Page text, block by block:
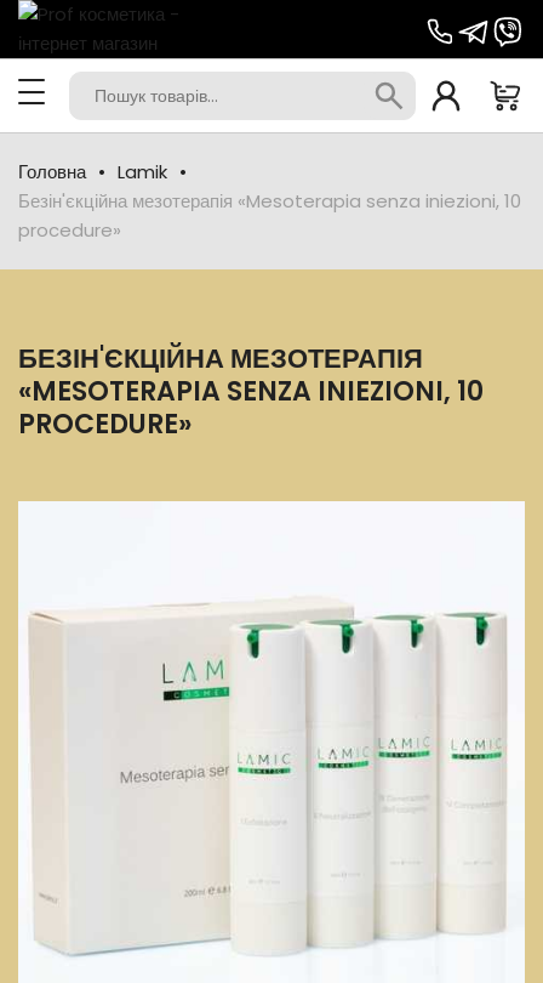
Головна
Lamik
Безін'єкційна мезотерапія «Mesoterapia senza iniezioni, 10
procedure»
БЕЗІН'ЄКЦІЙНА МЕЗОТЕРАПІЯ
«MESOTERAPIA SENZA INIEZIONI, 10
PROCEDURE»